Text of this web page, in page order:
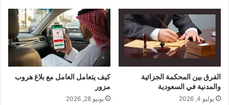
الفرق بين المحكمة الجزائية
والمدنية في السعودية
يوليو 4, 2026
كيف يتعامل العامل مع بلاغ هروب
مزور
يونيو 28, 2026